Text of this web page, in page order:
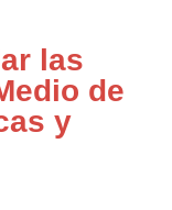
las
de
y